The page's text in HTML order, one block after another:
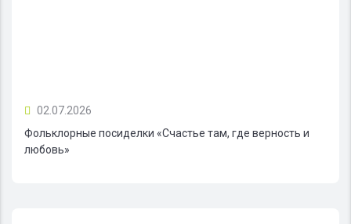
02.07.2026
Фольклорные посиделки «Счастье там, где верность и
любовь»